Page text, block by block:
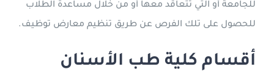
للجامعة أو التي تتعاقد معها أو من خلال مساعدة الطلاب
للحصول على تلك الفرص عن طريق تنظيم معارض توظيف.
أقسام كلية طب الأسنان